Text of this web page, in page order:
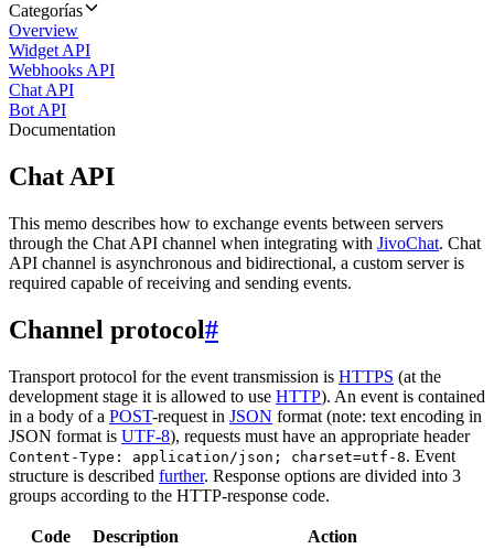
Categorías
Overview
Widget API
Webhooks API
Chat API
Bot API
Documentation
Chat API
This memo describes how to exchange events between servers
through the Chat API channel when integrating with JivoChat. Chat
API channel is asynchronous and bidirectional, a custom server is
required capable of receiving and sending events.
Channel protocol#
Transport protocol for the event transmission is HTTPS (at the
development stage it is allowed to use HTTP). An event is contained
in a body of a POST-request in JSON format (note: text encoding in
JSON format is UTF-8), requests must have an appropriate header
Content-Type: application/json; charset=utf-8. Event
structure is described further. Response options are divided into 3
groups according to the HTTP-response code.
Code Description Action